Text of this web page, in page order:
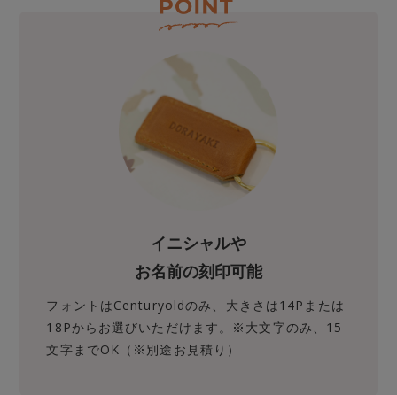
イニシャルや
お名前の刻印可能
フォントはCenturyoldのみ、大きさは14Pまたは
18Pからお選びいただけます。※大文字のみ、15
文字までOK（※別途お見積り）